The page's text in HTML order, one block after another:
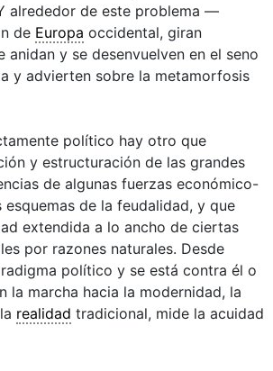
alrededor de este problema —
de Europa occidental, giran
y se desenvuelven en el seno
y advierten sobre la metamorfosis
político hay otro que
y estructuración de las grandes
de algunas fuerzas económico-
de la feudalidad, y que
extendida a lo ancho de ciertas
por razones naturales. Desde
político y se está contra él o
la marcha hacia la modernidad, la
realidad tradicional, mide la acuidad